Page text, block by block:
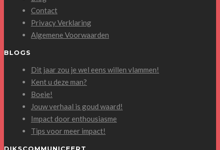
Contact
Privacy Verklaring
Algemene Voorwaarden
BLOGS
Dit jaar zou je wel eens willen vlammen!
Kent u deze man?
Boeie!
Jouw verhaal is goud waard!
Impact door enthousiasme
Tips voor meer impact!